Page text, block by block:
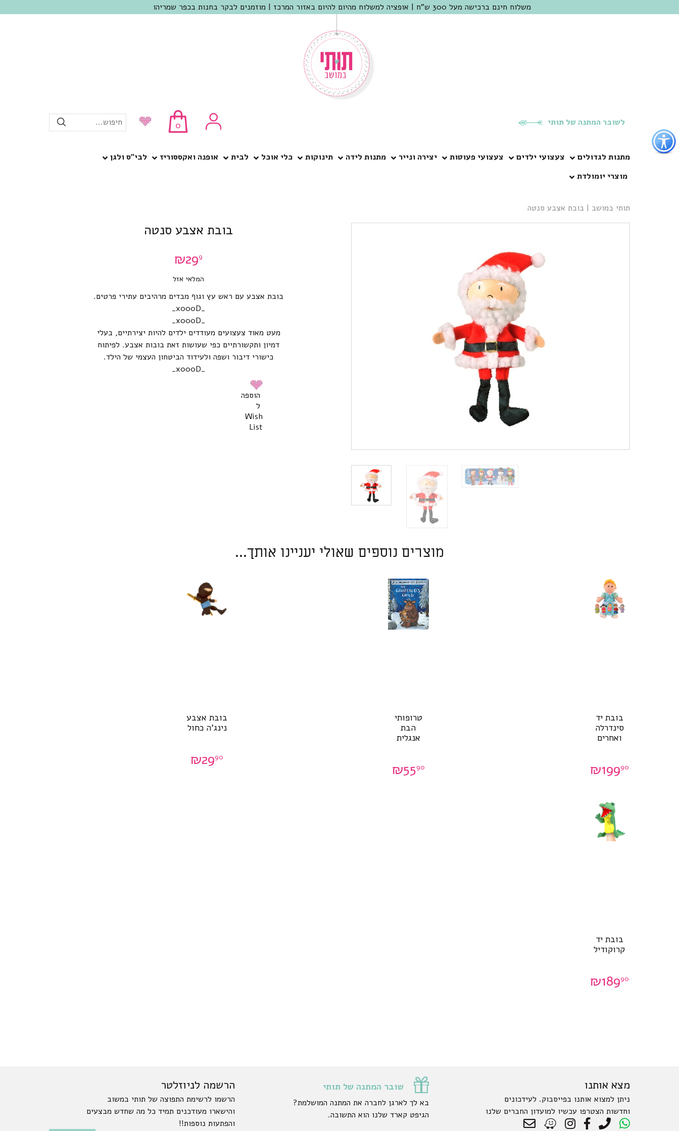
כפתור
לפתיחת
תפריט
נגישות
משלוח חינם ברכישה מעל 300 ש"ח | אופציה למשלוח מהיום להיום באזור המרכז | מוזמנים לבקר בחנות בכפר שמריהו
לשובר המתנה של תותי 0 חיפוש...
מתנות לגדולים צעצועי ילדים צעצועי פעוטות יצירה ונייר מתנות לידה תינוקות כלי אוכל לבית אופנה ואקססוריז
לבי”ס ולגן
מוצרי יומולדת
תותי במושב | בובת אצבע סנטה
בובת אצבע סנטה
₪299
המלאי אזל
בובת אצבע עם ראש עץ וגוף מבדים מרהיבים עתירי פרטים.
_x000D_
_x000D_
מעט מאוד צעצועים מעודדים ילדים להיות יצירתיים, בעלי
דמיון ותקשורתיים כפי שעושות זאת בובות אצבע. לפיתוח
כישורי דיבור ושפה ולעידוד הביטחון העצמי של הילד.
_x000D_
הוספה
ל
Wish
List
מוצרים נוספים שאולי יעניינו אותך...
בובת יד
סינדרלה
ואחרים
₪19990
טרופותי
הבת
אנגלית
₪5590
בובת אצבע
נינג’ה כחול
₪2990
בובת יד
קרוקודיל
₪18990
מצא אותנו
ניתן למצוא אותנו בפייסבוק. לעידכונים
וחדשות הצטרפו עכשיו למועדון החברים שלנו
שובר המתנה של תותי
בא לך לארגן לחברה את המתנה המושלמת?
הגיפט קארד שלנו הוא התשובה.
הרשמה לניוזלטר
הרשמו לרשימת התפוצה של תותי במשוב
והישארו מעודכנים תמיד כל מה שחדש מבצעים
והפתעות נוספות!!